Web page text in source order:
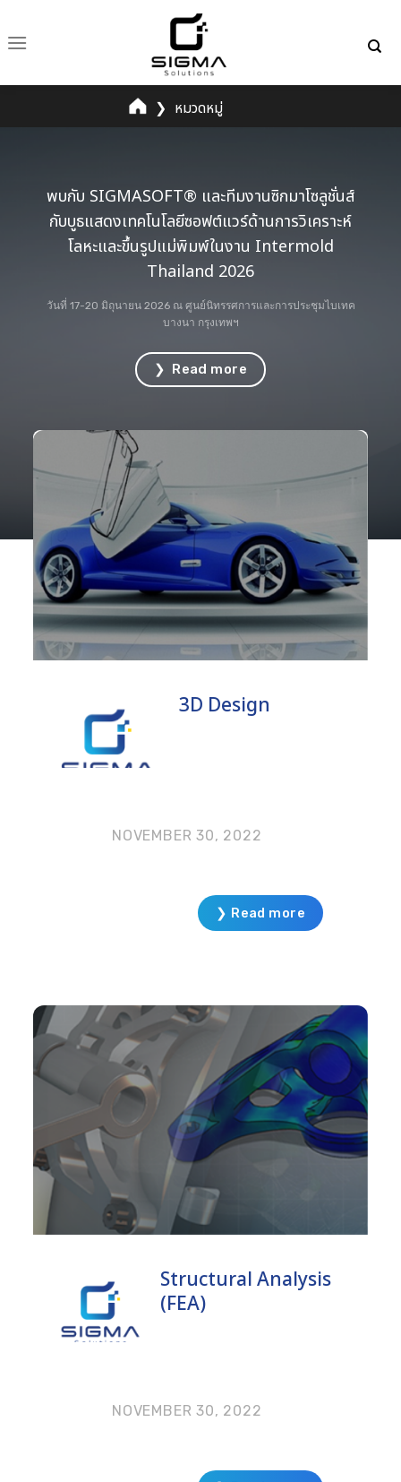
to
content
❯ หมวดหมู่
พบกับ SIGMASOFT® และทีมงานซิกมาโซลูชั่นส์
กับบูธแสดงเทคโนโลยีซอฟต์แวร์ด้านการวิเคราะห์
โลหะและขึ้นรูปแม่พิมพ์ในงาน Intermold
Thailand 2026
วันที่ 17-20 มิถุนายน 2026 ณ ศูนย์นิทรรศการและการประชุมไบเทค
บางนา กรุงเทพฯ
❯ Read more
3D Design
NOVEMBER 30, 2022
❯ Read more
Structural Analysis
(FEA)
NOVEMBER 30, 2022